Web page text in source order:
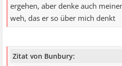
ergehen, aber denke auch
weh, das er so über mich denkt
Zitat von Bunbury: